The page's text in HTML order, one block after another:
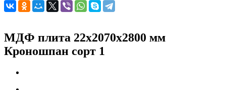
МДФ плита 22х2070х2800 мм
Кроношпан сорт 1